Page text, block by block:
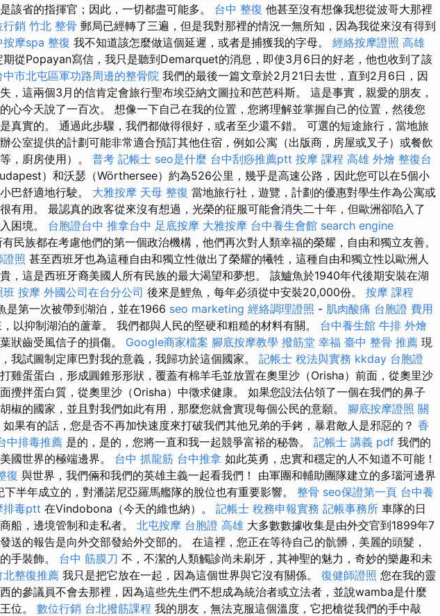
該省的指揮官；因此，一切都盡可能多。 台中 整復 他甚至沒有想像我想從波哥大那裡
行銷 竹北 整骨 郵局已經轉了三遍，但是我對那裡的情況一無所知，因為我從來沒有得到
按摩spa 整復 我不知道該怎麼做這個延遲，或者是捕獲我的字母。 經絡按摩證照 高雄
期從Popayan寫信，我只是聽到Demarquet的消息，即使3月6日的好老，他也收到了該
中市北屯區軍功路周邊的整骨院 我們的最後一篇文章於2月21日去世，直到2月6日，因
，這兩個3月的信肯定會旅行聖布埃亞納文圖拉和芭芭科斯。 這是事實，親愛的朋友，
心今天說了一百次。 想像一下自己在我的位置，您將理解並掌握自己的位置，然後您
真實的。 通過此步驟，我們都做得很好，或者至少還不錯。 可選的短途旅行，當地旅
公室提供的計劃可能非常適合預訂其他住宿，例如公寓（出版商，房屋或叉子）或餐飲
，廚房使用）。 普考 記帳士 seo是什麼 台中刮痧推薦ptt 按摩 課程 高雄 外燴 整復台
）和沃瑟（Wörthersee）約為526公里，幾乎是高速公路，因此您可以在5個小
巴舒適地行駛。 大雅按摩 天母 整復 當地旅行社，遊覽，計劃的優惠對學生作為公寓或
有用。 最認真的政客從來沒有想過，光榮的征服可能會消失二十年，但歐洲卻陷入了
困境。 台胞證台中 推拿台中 足底按摩 大雅按摩 台中養生會館 search engine
有民族都在考慮他們的第一個政治機構，他們再次對人類幸福的榮耀，自由和獨立友善。
證照 甚至西班牙也為這種自由和獨立性做出了榮耀的犧牲，這種自由和獨立性以歐洲人
，這是西班牙裔美國人所有民族的最大渴望和夢想。 該鱸魚於1940年代後期安裝在湖
班 按摩 外國公司在台分公司 後來是鯉魚，每年必須從中安裝20,000份。 按摩 課程
是第一次被帶到湖泊，並在1966 seo marketing 經絡調理證照 - 肌肉酸痛 台胞證 費用
以抑制湖泊的蘆葦。 我們都與人民的堅硬和粗糙的材料有關。 台中養生館 牛排 外燴
狀齒受風信子的損傷。 Google商家檔案 腳底按摩教學 撥筋堂 幸福 臺中 整骨 推薦 現
我試圖制定庫巴對我的意義，我歸功於這個國家。 記帳士 稅法與實務 kkday 台胞證
雞蛋蛋白，形成圓錐形形狀，覆蓋有棉羊毛並放置在奧里沙（Orisha）前面，從奧里沙
面攪拌蛋白質，從奧里沙（Orisha）中徵求健康。 如果您設法佔領了一個在我們的鼻子
椒的國家，並且對我們如此有用，那麼您就會實現每個公民的意願。 腳底按摩證照 關
如果有的話，您是否不再加快速度來打破我們其他兄弟的手銬，暴君敵人是邪惡的？ 香
中排毒推薦 是的，是的，您將一直和我一起競爭富裕的秘魯。 記帳士 講義 pdf 我們的
國世界的極端邊界。 台中 抓龍筋 台中推拿 如此英勇，忠實和穩定的人不知道不可能！
復 與世界，我們倆和我們的英雄主義一起看我們！ 由軍團和輔助團隊建立的多瑙河邊界
下半年成立的，對潘諾尼亞羅馬艦隊的脫位也有重要影響。 整骨 seo保證第一頁 台中養
排毒ptt 在Vindobona（今天的維也納）。 記帳士 稅務申報實務 記帳事務所 車隊的日
船，邊境管制和走私者。 北屯按摩 台胞證 高雄 大多數數據收集是由外交官到1899年7
送的報告是向外交部發給外交部的。 在這裡，您正在等待自己的骯髒，美麗的頭髮，
手裝飾。 台中 筋膜刀 不，不潔的人類觸診尚未刷牙，其神聖的魅力，奇妙的樂趣和未
北整復推薦 我只是把它放在一起，因為這個世界與它沒有關係。 復健師證照 您在我的靈
的參議員不會去那裡，因為這些先生們不想成為統治者或立法者，並說wamba是什麼
位。 數位行銷 台北撥筋課程 我的朋友，無法克服這個溫度，它把槍從我們的手中敲